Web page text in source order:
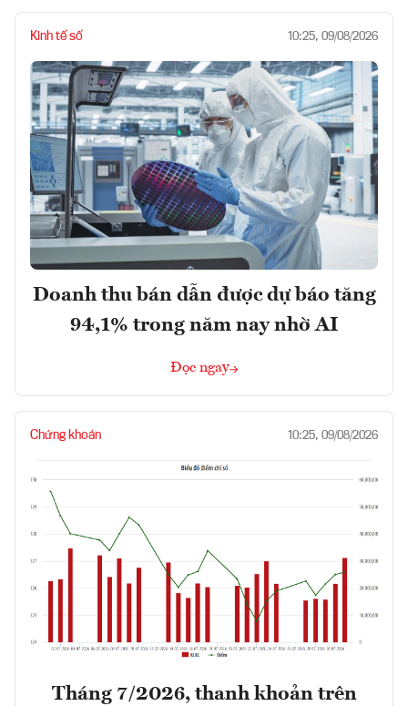
Kinh tế số 10:25, 09/08/2026
Doanh thu bán dẫn được dự báo tăng
94,1% trong năm nay nhờ AI
Đọc ngay
Chứng khoán 10:25, 09/08/2026
Tháng 7/2026, thanh khoản trên